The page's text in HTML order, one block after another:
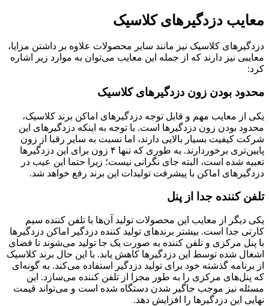
معایب دزدگیرهای کلاسیک
دزدگیرهای کلاسیک نیز مانند سایر محصولات علاوه بر داشتن مزایا،
معایبی نیز دارند که از جمله این معایب می‌توان به موارد زیر اشاره
کرد:
محدود بودن زون دزدگیرهای کلاسیک
یکی از معایب مهم و قابل توجه دزدگیرهای اماکن برند کلاسیک،
محدود بودن زون دزدگیرها است. با توجه به اینکه دزدگیرهای این
شرکت کیفیت بسیار بالایی دارند، اما نسبت به سایر رقبا از زون
پایین‌تری برخوردارند. به طوری که تنها ۴ زون برای این دزدگیرها
تعبیه شده است، البته جای نگرانی نیست؛ زیرا حتما این عیب در
دزدگیرهای اماکن با پیشرفت تولیدات این برند رفع خواهد شد.
تلفن کننده جدا از پنل
یکی دیگر از معایب این محصولات تولید آن‌ها با تلفن کننده سیم
کارتی جدا است. بیشتر برندهای تولید کننده دزدگیر اماکن دزدگیرها
با پنل مرکزی و تلفن کننده به صورت یک جا تولید می‌شوند تا فضای
اشغال شده توسط این دزدگیرها کاهش یابد. با این حال برند کلاسیک
از برنامه گذشته خود برای تولید دزدگیر استفاده می‌کند. به گونه‌ای
که پنل‌های مرکزی را به طور مجزا از تلفن کننده می‌سازد. این
مسئله نیز موجب جاگیر شدن دستگاه شده است و می‌تواند قیمت
نهایی این دزدگیرها را افزایش دهد.